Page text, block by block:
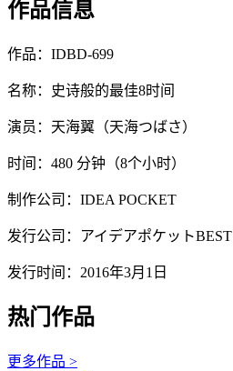
作品信息
作品：IDBD-699
名称：史诗般的最佳8时间
演员：天海翼（天海つばさ）
时间：480 分钟（8个小时）
制作公司：IDEA POCKET
发行公司：アイデアポケットBEST
发行时间：2016年3月1日
热门作品
更多作品 >